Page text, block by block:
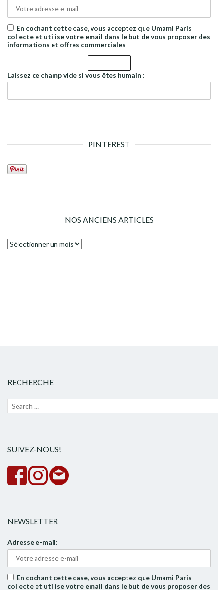
En cochant cette case, vous acceptez que Umami Paris
collecte et utilise votre email dans le but de vous proposer des
informations et offres commerciales
Laissez ce champ vide si vous êtes humain :
PINTEREST
NOS ANCIENS ARTICLES
Nos
RECHERCHE
Recherche
SUIVEZ-NOUS!
NEWSLETTER
Adresse e-mail:
En cochant cette case, vous acceptez que Umami Paris
collecte et utilise votre email dans le but de vous proposer des